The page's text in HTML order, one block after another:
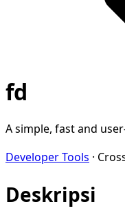
fd
A simple, fast and
Developer Tools ·
Deskripsi